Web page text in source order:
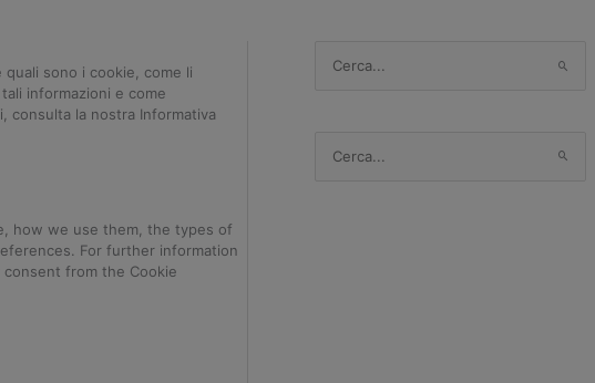
sono i cookie, come li
informazioni e come
consulta la nostra Informativa
how we use them, the types of
For further information
from the Cookie